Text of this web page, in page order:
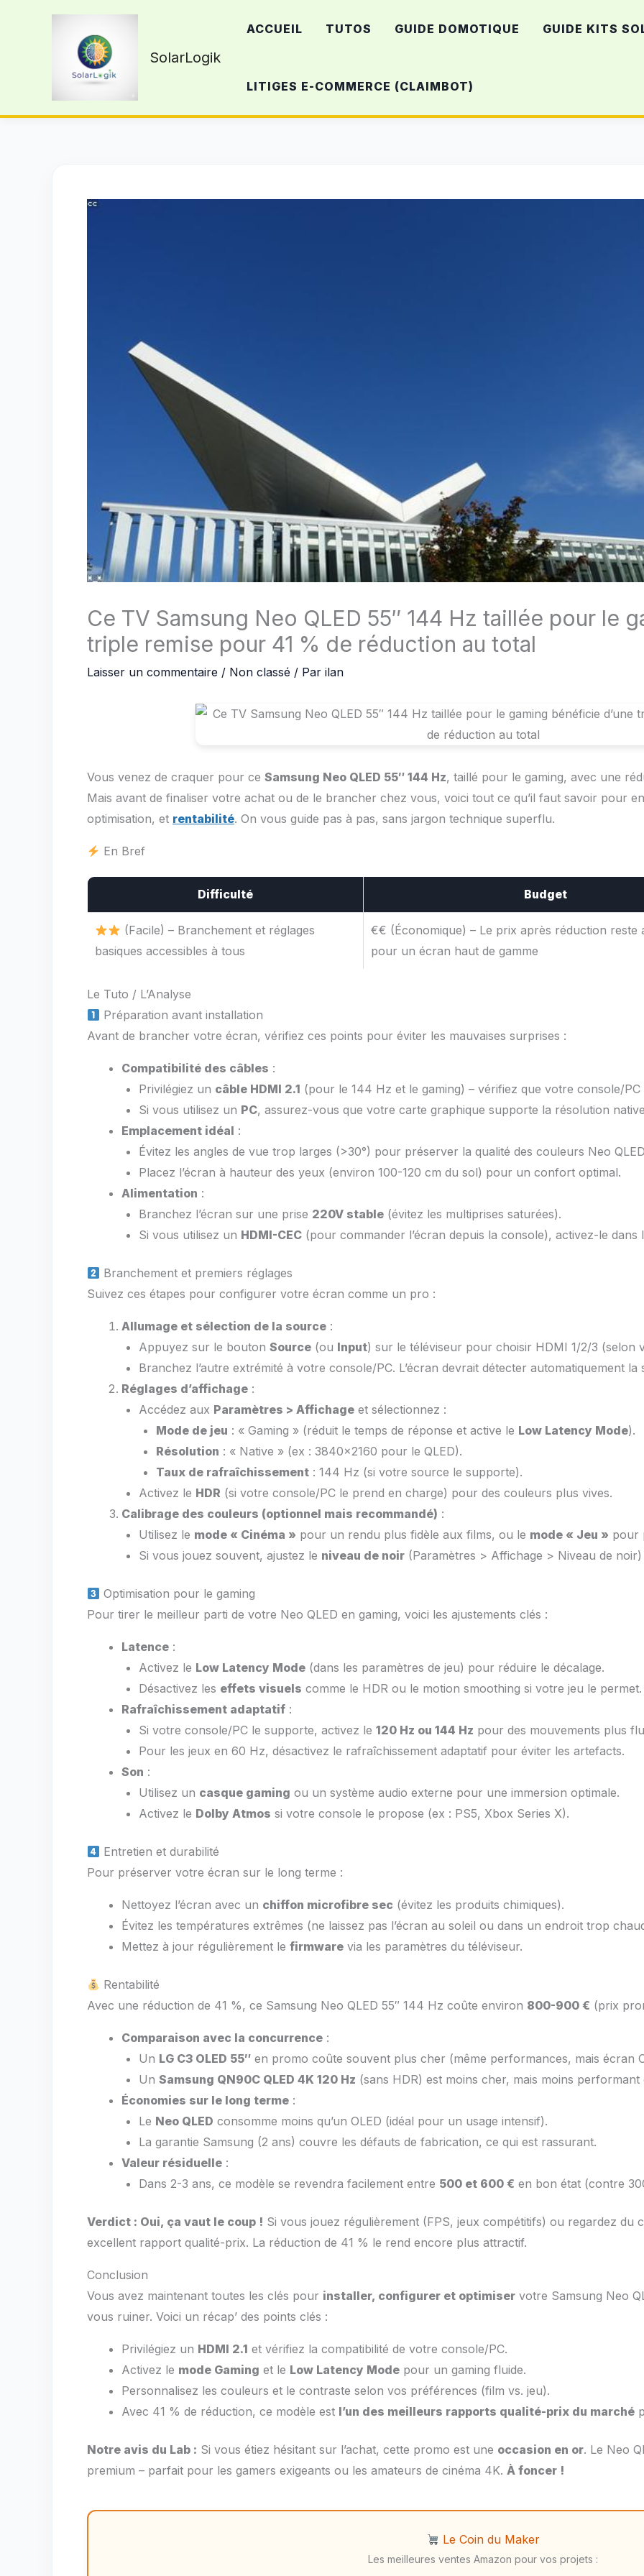
SolarLogik
ACCUEIL TUTOS GUIDE DOMOTIQUE GUIDE KITS
LITIGES E-COMMERCE (CLAIMBOT)
Ce TV Samsung Neo QLED 55″ 144 Hz taillée pour le
triple remise pour 41 % de réduction au total
Laisser un commentaire / Non classé / Par ilan
Vous venez de craquer pour ce Samsung Neo QLED 55″ 144 Hz, taillé pour le gaming, avec une
Mais avant de finaliser votre achat ou de le brancher chez vous, voici tout ce qu’il faut savoir pour
optimisation, et rentabilité. On vous guide pas à pas, sans jargon technique superflu.
En Bref
Difficulté Budget
(Facile) – Branchement et réglages
basiques accessibles à tous
€€ (Économique) – Le prix après réduction reste
pour un écran haut de gamme
Le Tuto / L’Analyse
Préparation avant installation
Avant de brancher votre écran, vérifiez ces points pour éviter les mauvaises surprises :
Compatibilité des câbles :
Privilégiez un câble HDMI 2.1 (pour le 144 Hz et le gaming) – vérifiez que votre console/PC
Si vous utilisez un PC, assurez-vous que votre carte graphique supporte la résolution
Emplacement idéal :
Évitez les angles de vue trop larges (>30°) pour préserver la qualité des couleurs Neo
Placez l’écran à hauteur des yeux (environ 100-120 cm du sol) pour un confort optimal.
Alimentation :
Branchez l’écran sur une prise 220V stable (évitez les multiprises saturées).
Si vous utilisez un HDMI-CEC (pour commander l’écran depuis la console), activez-le dans
Branchement et premiers réglages
Suivez ces étapes pour configurer votre écran comme un pro :
Allumage et sélection de la source :
Appuyez sur le bouton Source (ou Input) sur le téléviseur pour choisir HDMI 1/2/3 (selon
Branchez l’autre extrémité à votre console/PC. L’écran devrait détecter automatiquement la
Réglages d’affichage :
Accédez aux Paramètres > Affichage et sélectionnez :
Mode de jeu : « Gaming » (réduit le temps de réponse et active le Low Latency Mode).
Résolution : « Native » (ex : 3840×2160 pour le QLED).
Taux de rafraîchissement : 144 Hz (si votre source le supporte).
Activez le HDR (si votre console/PC le prend en charge) pour des couleurs plus vives.
Calibrage des couleurs (optionnel mais recommandé) :
Utilisez le mode « Cinéma » pour un rendu plus fidèle aux films, ou le mode « Jeu » pour
Si vous jouez souvent, ajustez le niveau de noir (Paramètres > Affichage > Niveau de
Optimisation pour le gaming
Pour tirer le meilleur parti de votre Neo QLED en gaming, voici les ajustements clés :
Latence :
Activez le Low Latency Mode (dans les paramètres de jeu) pour réduire le décalage.
Désactivez les effets visuels comme le HDR ou le motion smoothing si votre jeu le permet.
Rafraîchissement adaptatif :
Si votre console/PC le supporte, activez le 120 Hz ou 144 Hz pour des mouvements plus
Pour les jeux en 60 Hz, désactivez le rafraîchissement adaptatif pour éviter les artefacts.
Son :
Utilisez un casque gaming ou un système audio externe pour une immersion optimale.
Activez le Dolby Atmos si votre console le propose (ex : PS5, Xbox Series X).
Entretien et durabilité
Pour préserver votre écran sur le long terme :
Nettoyez l’écran avec un chiffon microfibre sec (évitez les produits chimiques).
Évitez les températures extrêmes (ne laissez pas l’écran au soleil ou dans un endroit trop
Mettez à jour régulièrement le firmware via les paramètres du téléviseur.
Rentabilité
Avec une réduction de 41 %, ce Samsung Neo QLED 55″ 144 Hz coûte environ 800-900 € (prix
Comparaison avec la concurrence :
Un LG C3 OLED 55″ en promo coûte souvent plus cher (même performances, mais écran
Un Samsung QN90C QLED 4K 120 Hz (sans HDR) est moins cher, mais moins
Économies sur le long terme :
Le Neo QLED consomme moins qu’un OLED (idéal pour un usage intensif).
La garantie Samsung (2 ans) couvre les défauts de fabrication, ce qui est rassurant.
Valeur résiduelle :
Dans 2-3 ans, ce modèle se revendra facilement entre 500 et 600 € en bon état (contre
Verdict : Oui, ça vaut le coup ! Si vous jouez régulièrement (FPS, jeux compétitifs) ou regardez du
excellent rapport qualité-prix. La réduction de 41 % le rend encore plus attractif.
Conclusion
Vous avez maintenant toutes les clés pour installer, configurer et optimiser votre Samsung Neo
vous ruiner. Voici un récap’ des points clés :
Privilégiez un HDMI 2.1 et vérifiez la compatibilité de votre console/PC.
Activez le mode Gaming et le Low Latency Mode pour un gaming fluide.
Personnalisez les couleurs et le contraste selon vos préférences (film vs. jeu).
Avec 41 % de réduction, ce modèle est l’un des meilleurs rapports qualité-prix du marché
Notre avis du Lab : Si vous étiez hésitant sur l’achat, cette promo est une occasion en or. Le Neo
premium – parfait pour les gamers exigeants ou les amateurs de cinéma 4K. À foncer !
Le Coin du Maker
Les meilleures ventes Amazon pour vos projets :